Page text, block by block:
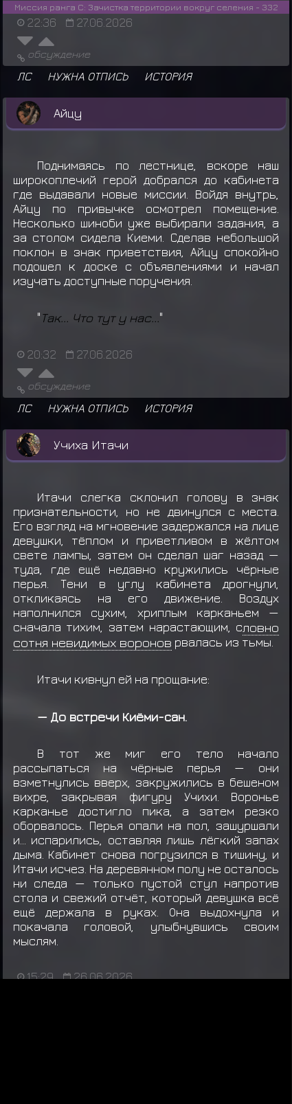
Миссия ранга C: Зачистка территории вокруг селения - 332
22:36 27.06.2026
обсуждение
ЛС НУЖНА ОТПИСЬ ИСТОРИЯ
Айцу
Поднимаясь по лестнице, вскоре наш
широкоплечий герой добрался до кабинета
где выдавали новые миссии. Войдя внутрь,
Айцу по привычке осмотрел помещение.
Несколько шиноби уже выбирали задания, а
за столом сидела Киеми. Сделав небольшой
поклон в знак приветствия, Айцу спокойно
подошел к доске с объявлениями и начал
изучать доступные поручения.
"Так... Что тут у нас..."
20:32 27.06.2026
обсуждение
ЛС НУЖНА ОТПИСЬ ИСТОРИЯ
Учиха Итачи
Итачи слегка склонил голову в знак
признательности, но не двинулся с места.
Его взгляд на мгновение задержался на лице
девушки, тёплом и приветливом в жёлтом
свете лампы, затем он сделал шаг назад —
туда, где ещё недавно кружились чёрные
перья. Тени в углу кабинета дрогнули,
откликаясь на его движение. Воздух
наполнился сухим, хриплым карканьем —
сначала тихим, затем нарастающим, словно
сотня невидимых воронов рвалась из тьмы.
Итачи кивнул ей на прощание:
— До встречи Киёми-сан.
В тот же миг его тело начало
рассыпаться на чёрные перья — они
взметнулись вверх, закружились в бешеном
вихре, закрывая фигуру Учихи. Воронье
карканье достигло пика, а затем резко
оборвалось. Перья опали на пол, зашуршали
и… испарились, оставляя лишь лёгкий запах
дыма. Кабинет снова погрузился в тишину, и
Итачи исчез. На деревянном полу не осталось
ни следа — только пустой стул напротив
стола и свежий отчёт, который девушка всё
ещё держала в руках. Она выдохнула и
покачала головой, улыбнувшись своим
мыслям.
15:29 26.06.2026